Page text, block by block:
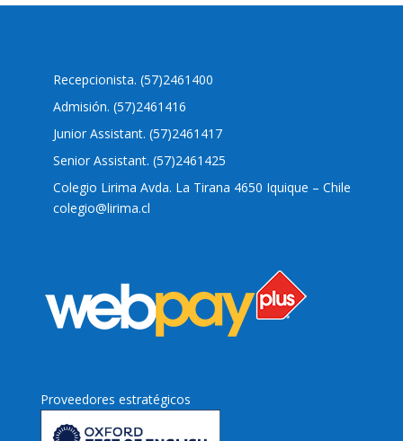
Recepcionista. (57)2461400
Admisión. (57)2461416
Junior Assistant. (57)2461417
Senior Assistant. (57)2461425
Colegio Lirima Avda. La Tirana 4650 Iquique – Chile
colegio@lirima.cl
Proveedores estratégicos